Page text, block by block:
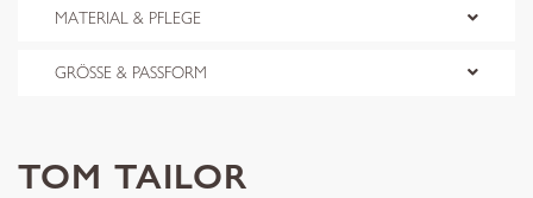
MATERIAL & PFLEGE
GRÖSSE & PASSFORM
TOM TAILOR